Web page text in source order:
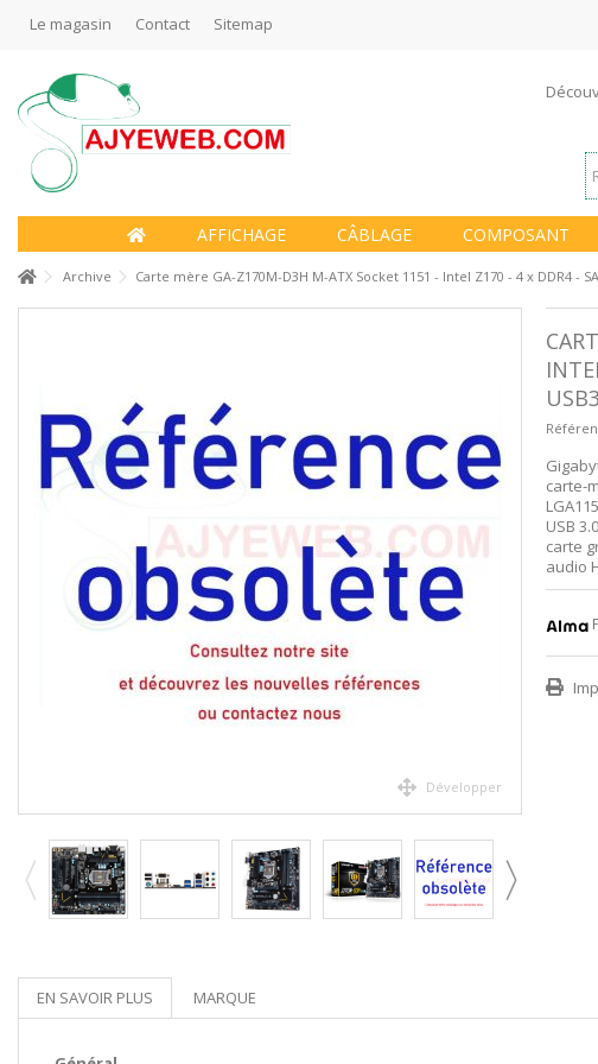
Le magasin Contact Sitemap
AFFICHAGE CÂBLAGE COMPOSANT
Archive Carte mère GA-Z170M-D3H M-ATX Socket 1151 - Intel Z170 - 4 x DDR4 -
Développer
carte-
USB
carte
audio
EN SAVOIR PLUS MARQUE